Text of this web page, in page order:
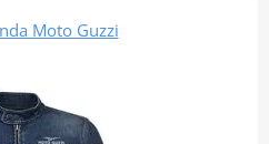
Moto Guzzi